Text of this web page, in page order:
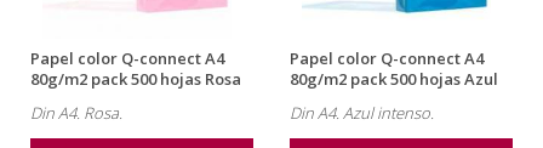
Papel color Q-connect A4
80g/m2 pack 500 hojas Rosa
Din A4. Rosa.
Papel color Q-connect A4
80g/m2 pack 500 hojas Azul
Din A4. Azul intenso.